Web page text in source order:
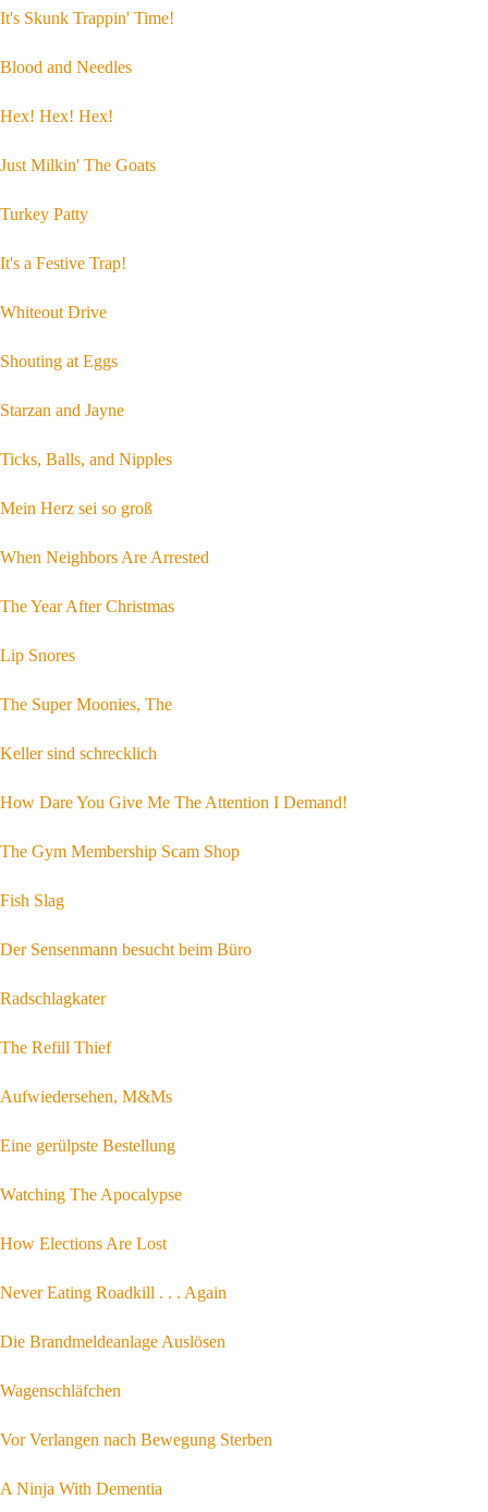
It's Skunk Trappin' Time!
Blood and Needles
Hex! Hex! Hex!
Just Milkin' The Goats
Turkey Patty
It's a Festive Trap!
Whiteout Drive
Shouting at Eggs
Starzan and Jayne
Ticks, Balls, and Nipples
Mein Herz sei so groß
When Neighbors Are Arrested
The Year After Christmas
Lip Snores
The Super Moonies, The
Keller sind schrecklich
How Dare You Give Me The Attention I Demand!
The Gym Membership Scam Shop
Fish Slag
Der Sensenmann besucht beim Büro
Radschlagkater
The Refill Thief
Aufwiedersehen, M&Ms
Eine gerülpste Bestellung
Watching The Apocalypse
How Elections Are Lost
Never Eating Roadkill . . . Again
Die Brandmeldeanlage Auslösen
Wagenschläfchen
Vor Verlangen nach Bewegung Sterben
A Ninja With Dementia